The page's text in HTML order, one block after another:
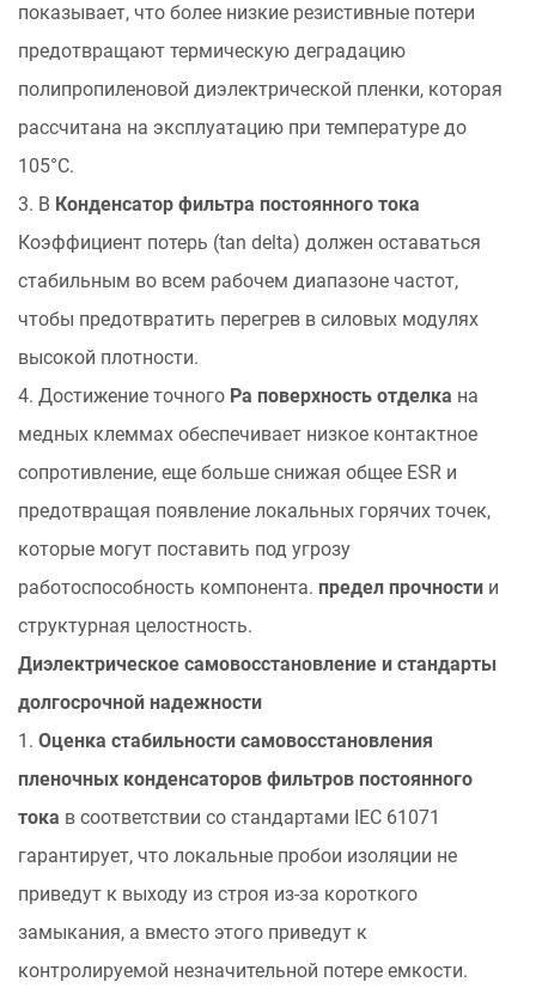
показывает, что более низкие резистивные потери
предотвращают термическую деградацию
полипропиленовой диэлектрической пленки, которая
рассчитана на эксплуатацию при температуре до
105°C.
3. В Конденсатор фильтра постоянного тока
Коэффициент потерь (tan delta) должен оставаться
стабильным во всем рабочем диапазоне частот,
чтобы предотвратить перегрев в силовых модулях
высокой плотности.
4. Достижение точного Ра поверхность отделка на
медных клеммах обеспечивает низкое контактное
сопротивление, еще больше снижая общее ESR и
предотвращая появление локальных горячих точек,
которые могут поставить под угрозу
работоспособность компонента. предел прочности и
структурная целостность.
Диэлектрическое самовосстановление и стандарты
долгосрочной надежности
1. Оценка стабильности самовосстановления
пленочных конденсаторов фильтров постоянного
тока в соответствии со стандартами IEC 61071
гарантирует, что локальные пробои изоляции не
приведут к выходу из строя из-за короткого
замыкания, а вместо этого приведут к
контролируемой незначительной потере емкости.